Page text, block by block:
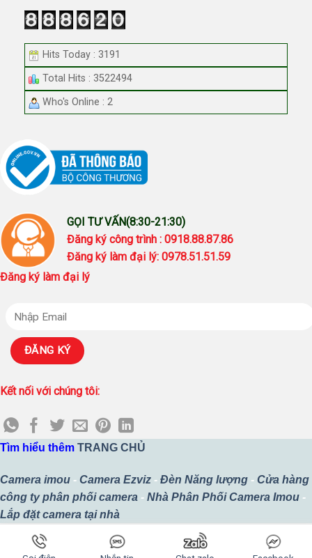
Hits Today : 3191
Total Hits : 3522494
Who's Online : 2
GỌI TƯ VẤN(8:30-21:30)
Đăng ký công trình : 0918.88.87.86
Đăng ký làm đại lý: 0978.51.51.59
Đăng ký làm đại lý
Kết nối với chúng tôi:
Tìm hiểu thêm TRANG CHỦ
Camera imou - Camera Ezviz - Đèn Năng lượng - Cửa hàng
công ty phân phối camera - Nhà Phân Phối Camera Imou -
Lắp đặt camera tại nhà
Copyright 2026 © Thiết kế bởi Công Ty TNHH MTV SURETECH